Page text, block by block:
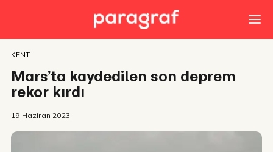
KENT
Mars’ta kaydedilen son deprem
rekor kırdı
19 Haziran 2023